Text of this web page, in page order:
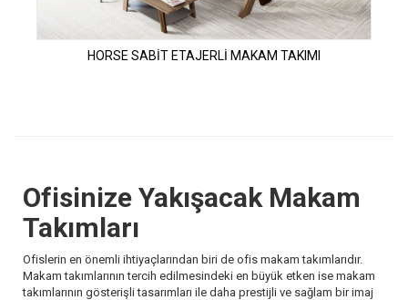
HORSE SABİT ETAJERLİ MAKAM TAKIMI
Ofisinize Yakışacak Makam
Takımları
Ofislerin en önemli ihtiyaçlarından biri de ofis makam takımlarıdır.
Makam takımlarının tercih edilmesindeki en büyük etken ise makam
takımlarının gösterişli tasarımları ile daha prestijli ve sağlam bir imaj